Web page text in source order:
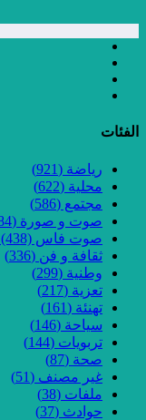
الفئات
رياضة (921)
محلية (622)
مجتمع (586)
صوت و صورة (484)
صوت فاس Tv (438)
ثقافة و فن (336)
وطنية (299)
تعزية (217)
تهنئة (161)
سياحة (146)
تربويات (144)
صحة (87)
غير مصنف (51)
ملفات (38)
حوادث (37)